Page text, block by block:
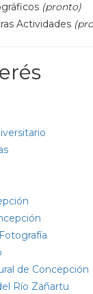
(pronto)
Actividades
de Concepción
Río Zañartu